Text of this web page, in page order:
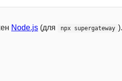
Node.js (для npx supergateway ).